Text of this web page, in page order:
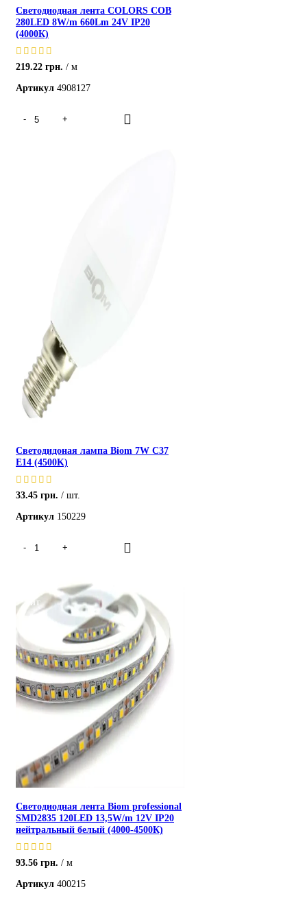
Светодиодная лента COLORS COB
280LED 8W/m 660Lm 24V IP20
(4000К)
219.22 грн.
м
Артикул 4908127
Светодидоная лампа Biom 7W C37
E14 (4500K)
33.45 грн.
шт.
Артикул 150229
ХИТ
Светодиодная лента Biom professional
SMD2835 120LED 13,5W/m 12V IP20
нейтральный белый (4000-4500К)
93.56 грн.
м
Артикул 400215